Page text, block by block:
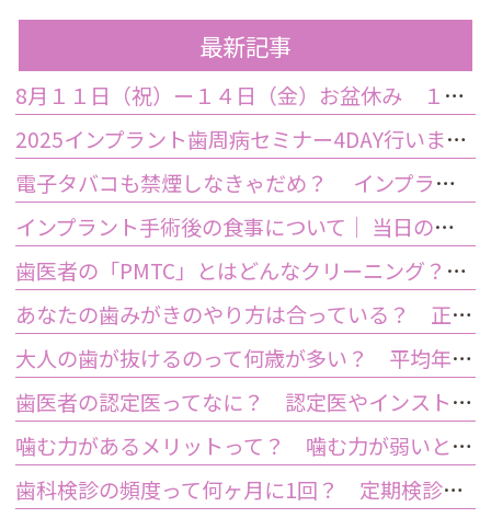
最新記事
8月１１日（祝）ー１４日（金）お盆休み １５日土曜日から診療しております
2025インプラント歯周病セミナー4DAY行いました
電子タバコも禁煙しなきゃだめ？ インプラント手術前後の喫煙が及ぼす影響とは？
インプラント手術後の食事について｜ 当日の注意点・いつから普通の食事ができる？
歯医者の「PMTC」とはどんなクリーニング？スケーリングとは何が違うの？
あなたの歯みがきのやり方は合っている？ 正しい歯みがき方法と間違った方法
大人の歯が抜けるのって何歳が多い？ 平均年齢と原因について
歯医者の認定医ってなに？ 認定医やインストラクターの資格を持つ歯医者のメリット
噛む力があるメリットって？ 噛む力が弱いとどうなるの？
歯科検診の頻度って何ヶ月に1回？ 定期検診って何するの？